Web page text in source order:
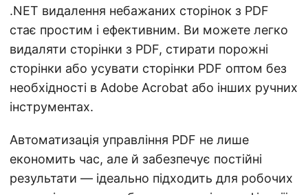
.NET видалення небажаних сторінок з PDF
стає простим і ефективним. Ви можете легко
видаляти сторінки з PDF, стирати порожні
сторінки або усувати сторінки PDF оптом без
необхідності в Adobe Acrobat або інших ручних
інструментах.
Автоматизація управління PDF не лише
економить час, але й забезпечує постійні
результати — ідеально підходить для робочих